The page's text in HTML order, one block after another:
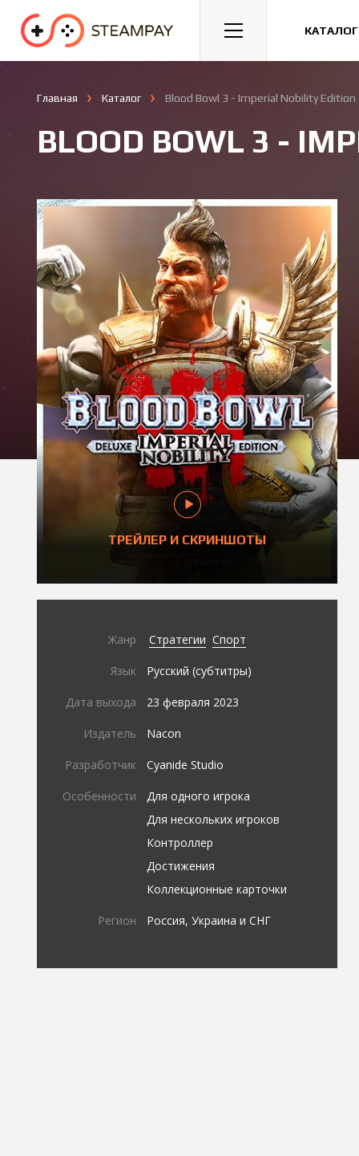
Спорт Гонки Казуальные
Главная Каталог Blood Bowl 3 - Imperial Nobility Edition
BLOOD BOWL 3 -
ТРЕЙЛЕР И СКРИНШОТЫ
Жанр Стратегии Спорт
Язык Русский (субтитры)
Дата выхода 23 февраля 2023
Издатель Nacon
Разработчик Cyanide Studio
Особенности
Для одного игрока
Для нескольких игроков
Контроллер
Достижения
Коллекционные карточки
Регион Россия, Украина и СНГ